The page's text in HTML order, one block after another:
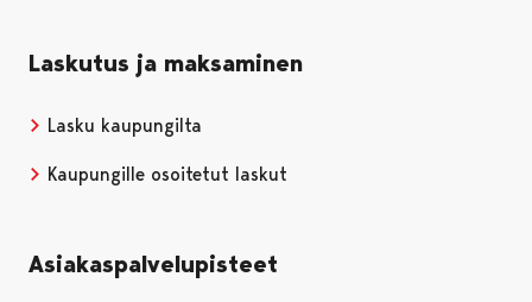
Laskutus ja maksaminen
Lasku kaupungilta
Kaupungille osoitetut laskut
Asiakaspalvelupisteet